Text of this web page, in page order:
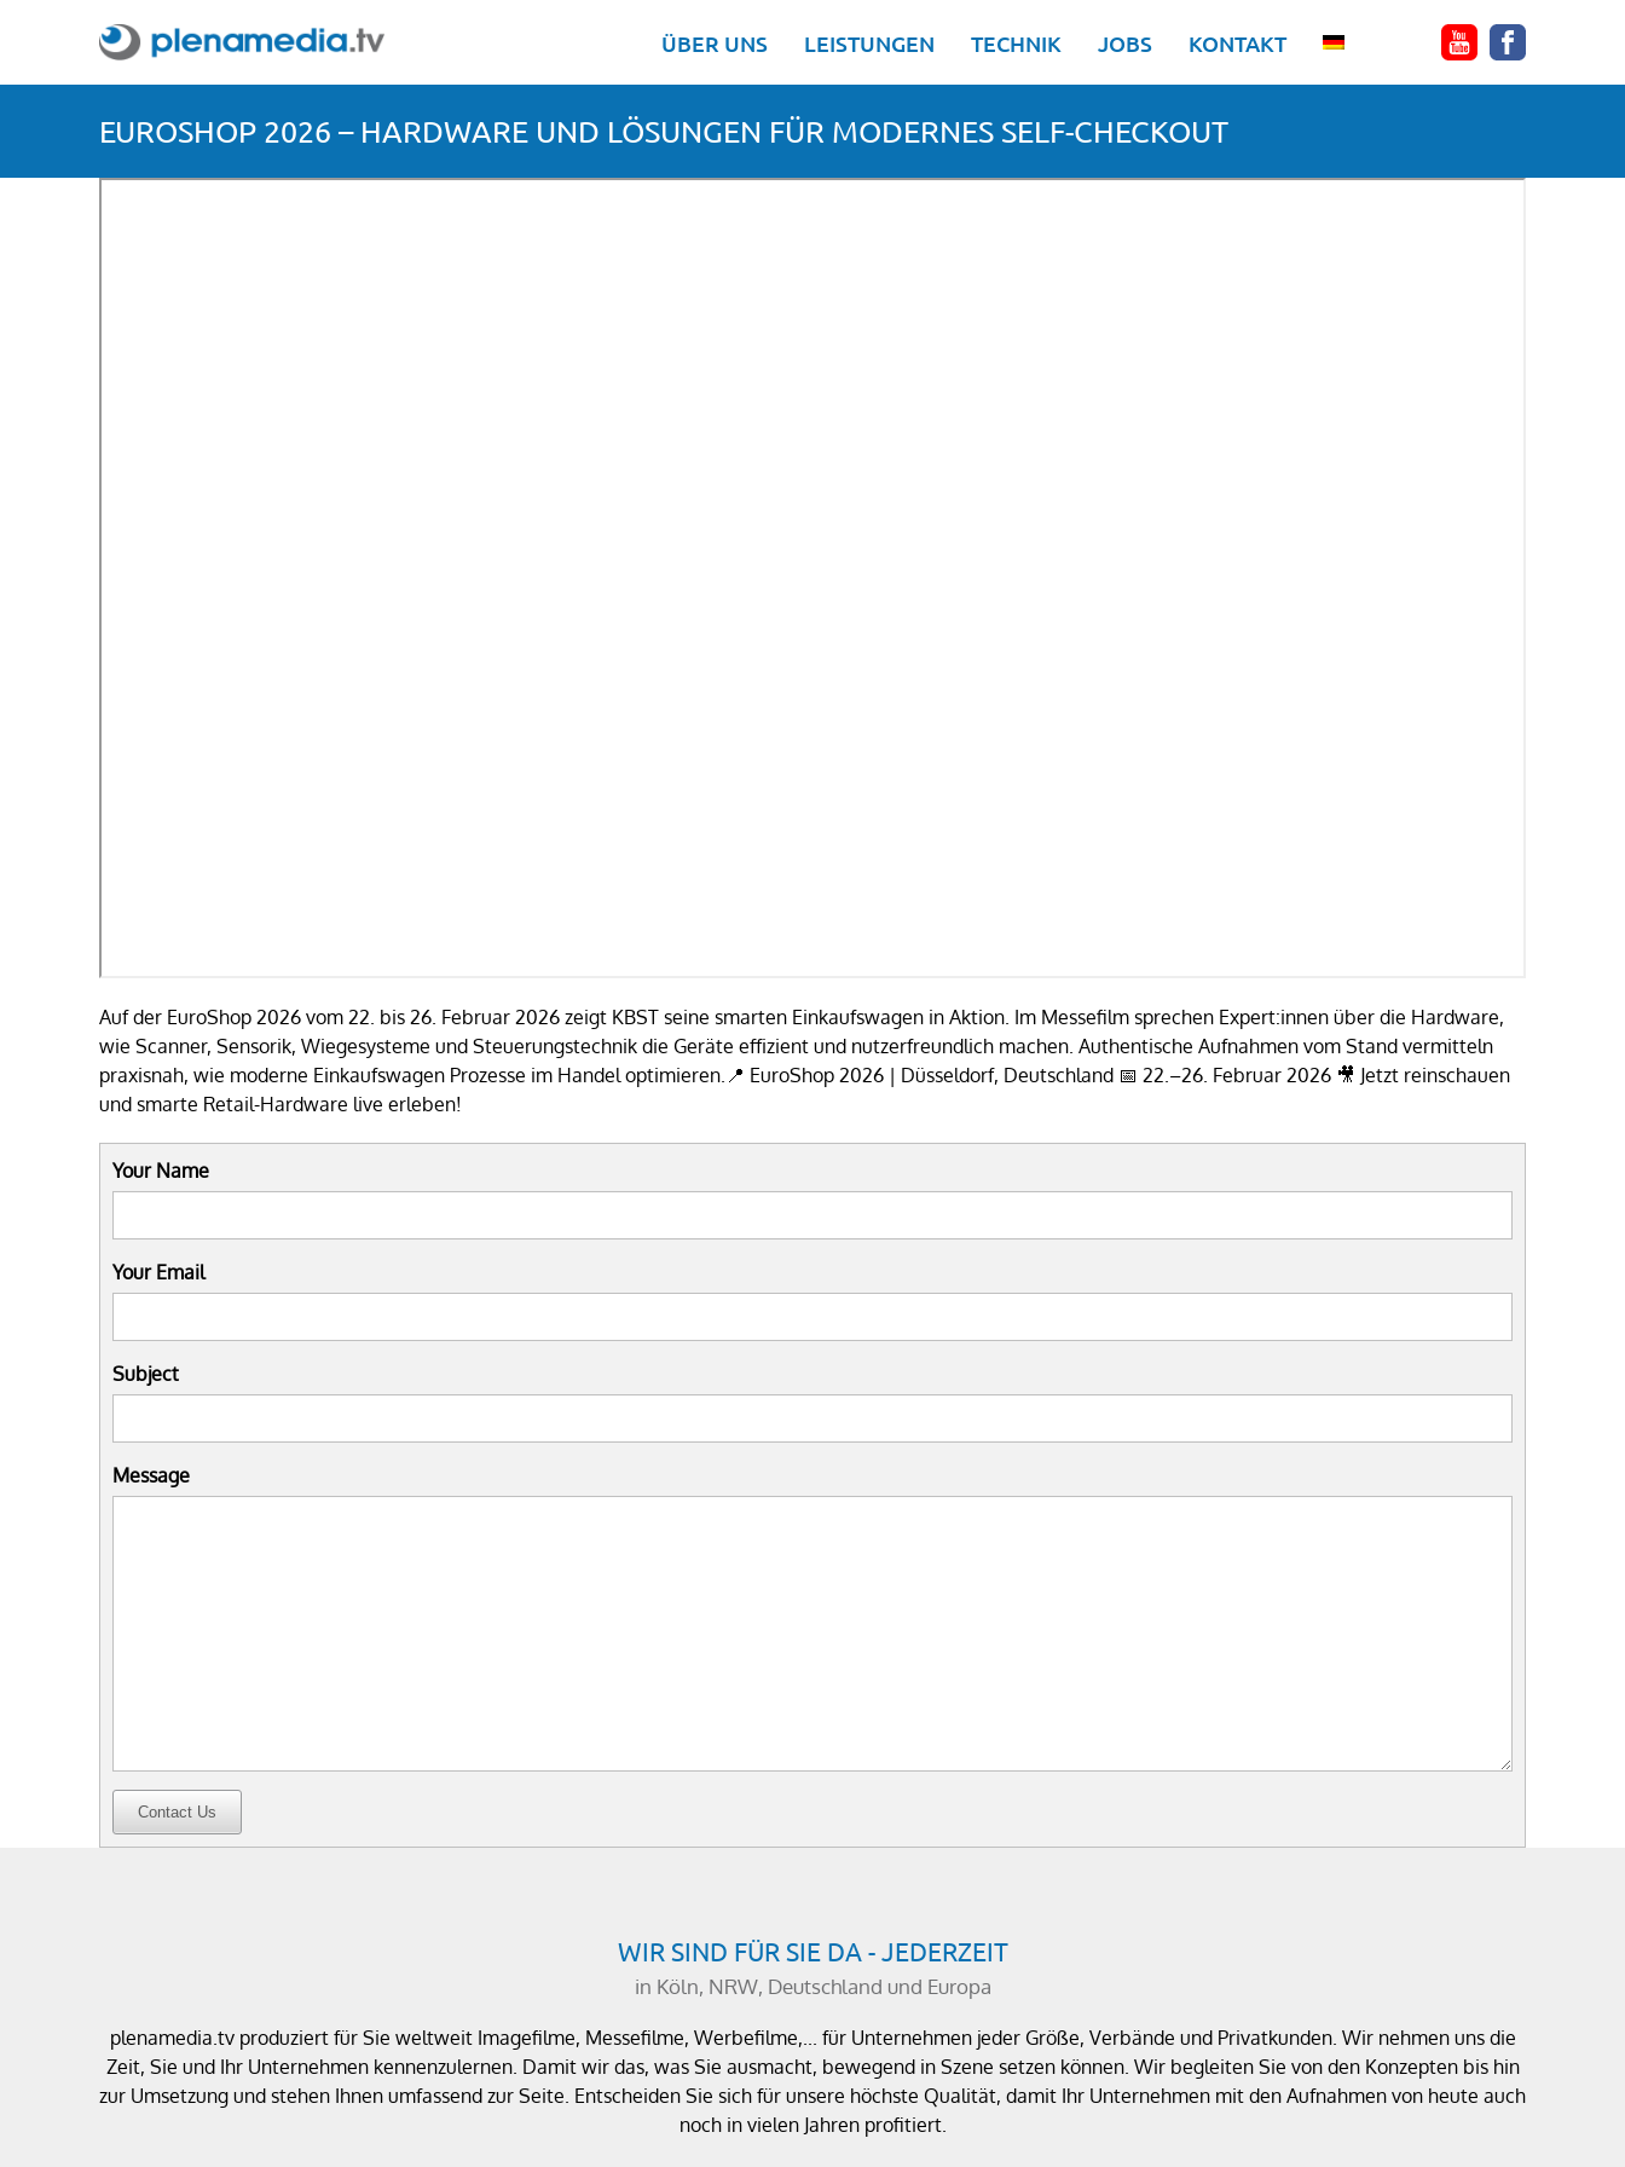
ÜBER UNS LEISTUNGEN TECHNIK JOBS KONTAKT
EUROSHOP 2026 – HARDWARE UND LÖSUNGEN FÜR MODERNES SELF-CHECKOUT
Auf der EuroShop 2026 vom 22. bis 26. Februar 2026 zeigt KBST seine smarten Einkaufswagen in Aktion. Im Messefilm sprechen Expert:innen über die Hardware,
wie Scanner, Sensorik, Wiegesysteme und Steuerungstechnik die Geräte effizient und nutzerfreundlich machen. Authentische Aufnahmen vom Stand vermitteln
praxisnah, wie moderne Einkaufswagen Prozesse im Handel optimieren.📍 EuroShop 2026 | Düsseldorf, Deutschland 📅 22.–26. Februar 2026 🎥 Jetzt reinschauen
und smarte Retail-Hardware live erleben!
Your Name
Your Email
Subject
Message
Contact Us
WIR SIND FÜR SIE DA - JEDERZEIT
in Köln, NRW, Deutschland und Europa
plenamedia.tv produziert für Sie weltweit Imagefilme, Messefilme, Werbefilme,... für Unternehmen jeder Größe, Verbände und Privatkunden. Wir nehmen uns die
Zeit, Sie und Ihr Unternehmen kennenzulernen. Damit wir das, was Sie ausmacht, bewegend in Szene setzen können. Wir begleiten Sie von den Konzepten bis hin
zur Umsetzung und stehen Ihnen umfassend zur Seite. Entscheiden Sie sich für unsere höchste Qualität, damit Ihr Unternehmen mit den Aufnahmen von heute auch
noch in vielen Jahren profitiert.